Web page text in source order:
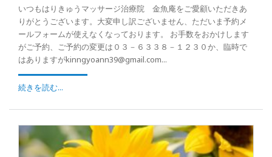
いつもはりきゅうマッサージ治療院 金魚庵をご愛顧いただきあ
りがとうございます。大変申し訳ございません、ただいま予約メ
ールフォームが使えなくなっております。 お手数をおかけします
がご予約、ご予約の変更は０３－６３３８－１２３０か、臨時で
はありますがkinngyoann39@gmail.com...
続きを読む...